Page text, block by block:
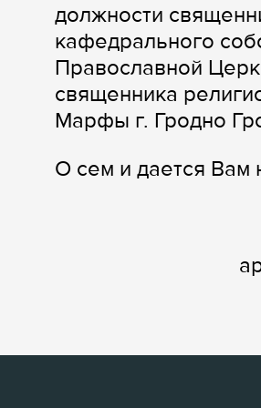
должности
кафедрального
Православной
священника
Марфы г. Гродно
О сем и дается Вам